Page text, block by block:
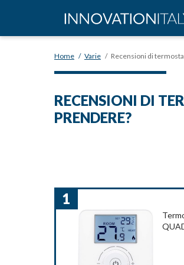
Home / Varie / Recensioni di
RECENSIONI DI
PRENDERE?
1